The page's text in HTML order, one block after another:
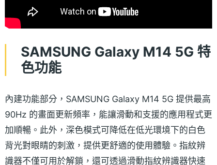
SAMSUNG Galaxy M14 5G 特
色功能
內建功能部分，SAMSUNG Galaxy M14 5G 提供最高
90Hz 的畫面更新頻率，能讓滑動和支援的應用程式更
加順暢。此外，深色模式可降低在低光環境下的白色
背光對眼睛的刺激，提供更舒適的使用體驗。指紋辨
識器不僅可用於解鎖，還可透過滑動指紋辨識器快速